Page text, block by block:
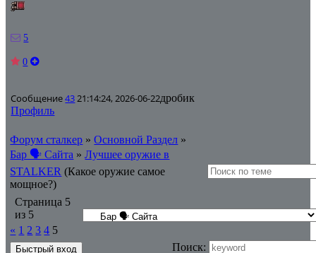
5
0
Сообщение4321:14:24, 2026-06-22дробик
Профиль
Форум сталкер » Основной Раздел »
Бар 🗣 Сайта » Лучшее оружие в
STALKER (Какое оружие самое
мощное?)
Страница 5
из 5
« 1 2 3 4 5
Поиск: